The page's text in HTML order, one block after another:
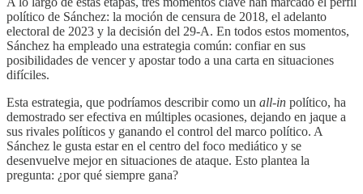
político de Sánchez: la moción de censura de 2018, el adelanto
electoral de 2023 y la decisión del 29-A. En todos estos momentos,
Sánchez ha empleado una estrategia común: confiar en sus
posibilidades de vencer y apostar todo a una carta en situaciones
difíciles.
Esta estrategia, que podríamos describir como un all-in político, ha
demostrado ser efectiva en múltiples ocasiones, dejando en jaque a
sus rivales políticos y ganando el control del marco político. A
Sánchez le gusta estar en el centro del foco mediático y se
desenvuelve mejor en situaciones de ataque. Esto plantea la
pregunta: ¿por qué siempre gana?